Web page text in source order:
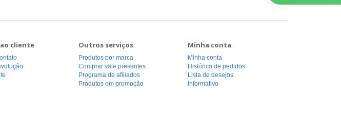
cliente Outros serviços
Produtos por marca
Comprar vale presentes
Programa de afiliados
Produtos em promoção
Minha conta
Minha conta
Histórico de pedidos
Lista de desejos
Informativo